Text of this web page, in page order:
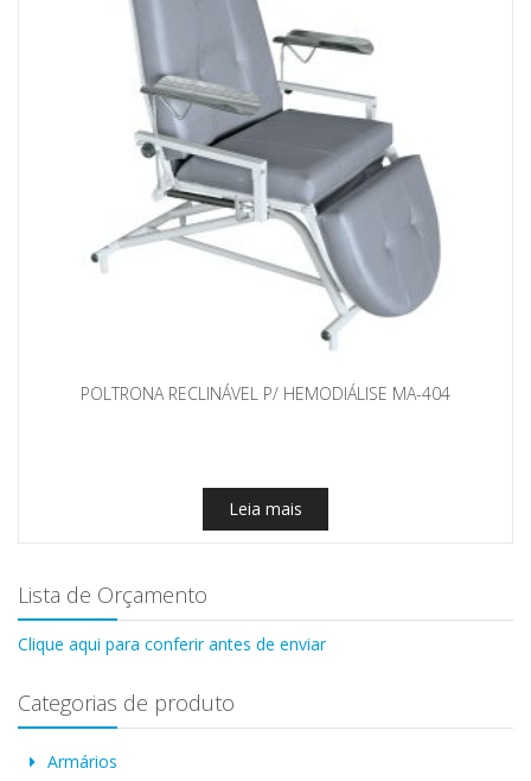
POLTRONA RECLINÁVEL P/ HEMODIÁLISE MA-404
Leia mais
Lista de Orçamento
Clique aqui para conferir antes de enviar
Categorias de produto
Armários